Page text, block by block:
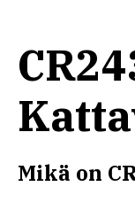
Mikä on